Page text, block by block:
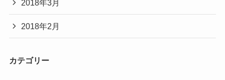
2018年3月
2018年2月
カテゴリー